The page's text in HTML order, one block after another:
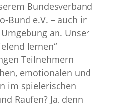
Bundesverband
Bund e.V. – auch in
an. Unser
lernen“
Teilnehmern
emotionalen und
im spielerischen
Raufen? Ja, denn